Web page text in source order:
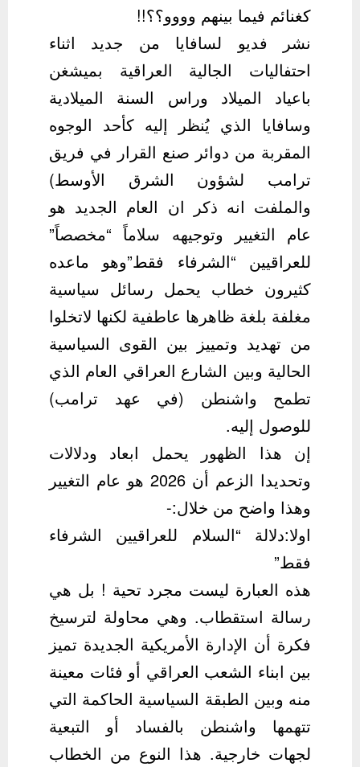
كغنائم فيما بينهم وووو؟؟!!
نشر فديو لسافايا من جديد اثناء
احتفاليات الجالية العراقية بميشغن
باعياد الميلاد وراس السنة الميلادية
وسافايا الذي يُنظر إليه كأحد الوجوه
المقربة من دوائر صنع القرار في فريق
ترامب لشؤون الشرق الأوسط)
والملفت انه ذكر ان العام الجديد هو
عام التغيير وتوجيهه سلاماً “مخصصاً”
للعراقيين “الشرفاء فقط”وهو ماعده
كثيرون خطاب يحمل رسائل سياسية
مغلفة بلغة ظاهرها عاطفية لكنها لاتخلوا
من تهديد وتمييز بين القوى السياسية
الحالية وبين الشارع العراقي العام الذي
تطمح واشنطن (في عهد ترامب)
للوصول إليه.
إن هذا الظهور يحمل ابعاد ودلالات
وتحديدا الزعم أن 2026 هو عام التغيير
وهذا واضح من خلال:-
اولا:دلالة “السلام للعراقيين الشرفاء
فقط”
هذه العبارة ليست مجرد تحية ! بل هي
رسالة استقطاب. وهي محاولة لترسيخ
فكرة أن الإدارة الأمريكية الجديدة تميز
بين ابناء الشعب العراقي أو فئات معينة
منه وبين الطبقة السياسية الحاكمة التي
تتهمها واشنطن بالفساد أو التبعية
لجهات خارجية. هذا النوع من الخطاب